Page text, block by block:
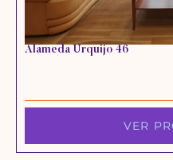
Alameda Urquijo 46
VER